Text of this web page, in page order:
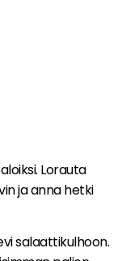
Lorauta
ja anna hetki
salaattikulhoon.